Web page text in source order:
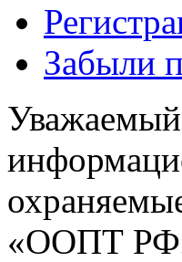
Забыли
Уважаемый
«ООПТ